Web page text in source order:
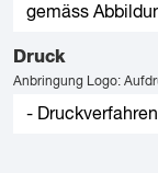
Druck
Anbringung Logo: